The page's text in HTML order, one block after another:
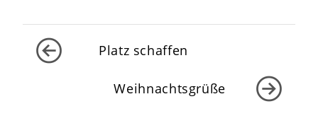
Beitragsnavigation
Platz schaffen
Weihnachtsgrüße